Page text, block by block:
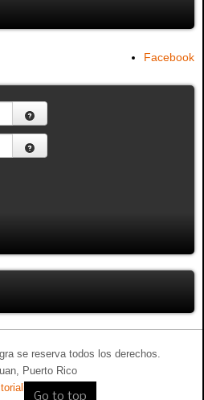
Facebook
se reserva todos los derechos.
Puerto Rico
Go to top